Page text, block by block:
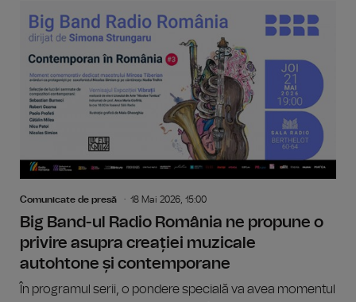
Comunicate de presă 18 Mai 2026, 15:00
Big Band-ul Radio România ne propune o
privire asupra creației muzicale
autohtone și contemporane
În programul serii, o pondere specială va avea momentul